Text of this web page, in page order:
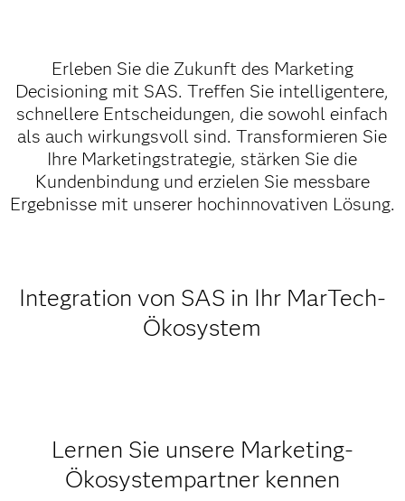
Erleben Sie die Zukunft des Marketing
Decisioning mit SAS. Treffen Sie intelligentere,
schnellere Entscheidungen, die sowohl einfach
als auch wirkungsvoll sind. Transformieren Sie
Ihre Marketingstrategie, stärken Sie die
Kundenbindung und erzielen Sie messbare
Ergebnisse mit unserer hochinnovativen Lösung.
Integration von SAS in Ihr MarTech-
Ökosystem
Lernen Sie unsere Marketing-
Ökosystempartner kennen